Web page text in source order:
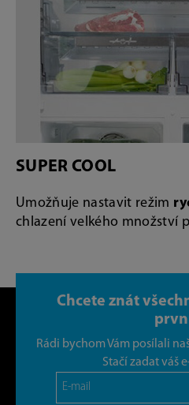
SUPER COOL
Umožňuje nastavit režim
chlazení velkého množství
Chcete znát
Rádi bychom Vám posílali
Stačí zadat váš